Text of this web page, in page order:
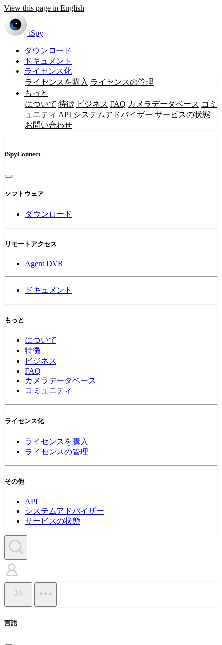
View this page in English
iSpy
ダウンロード
ドキュメント
ライセンス化
ライセンスを購入 ライセンスの管理
もっと
について 特徴 ビジネス FAQ カメラデータベース コミ
ュニティ API システムアドバイザー サービスの状態
お問い合わせ
iSpyConnect
ソフトウェア
ダウンロード
リモートアクセス
Agent DVR
ドキュメント
もっと
について
特徴
ビジネス
FAQ
カメラデータベース
コミュニティ
ライセンス化
ライセンスを購入
ライセンスの管理
その他
API
システムアドバイザー
サービスの状態
JA
言語